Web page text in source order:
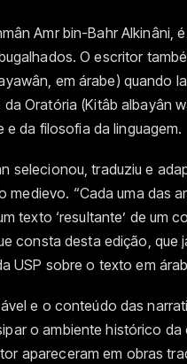
Amr bin-Bahr Alkinâni,
O escritor
em árabe) quando
Oratória (Kitâb albayân
da filosofia da linguagem.
selecionou, traduziu e
“Cada uma das
texto ‘resultante’ de um
consta desta edição, que
USP sobre o texto em
e o conteúdo das
o ambiente histórico
apareceram em obras